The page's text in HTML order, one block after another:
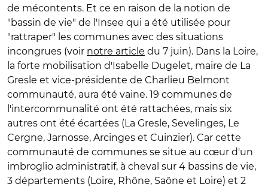
de mécontents. Et ce en raison de la notion de
"bassin de vie" de l'Insee qui a été utilisée pour
"rattraper" les communes avec des situations
incongrues (voir notre article du 7 juin). Dans la Loire,
la forte mobilisation d'Isabelle Dugelet, maire de La
Gresle et vice-présidente de Charlieu Belmont
communauté, aura été vaine. 19 communes de
l'intercommunalité ont été rattachées, mais six
autres ont été écartées (La Gresle, Sevelinges, Le
Cergne, Jarnosse, Arcinges et Cuinzier). Car cette
communauté de communes se situe au cœur d'un
imbroglio administratif, à cheval sur 4 bassins de vie,
3 départements (Loire, Rhône, Saône et Loire) et 2